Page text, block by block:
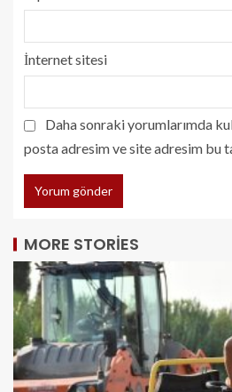
İnternet sitesi
Daha sonraki yorumlarımda
posta adresim ve site adresim bu
MORE STORIES